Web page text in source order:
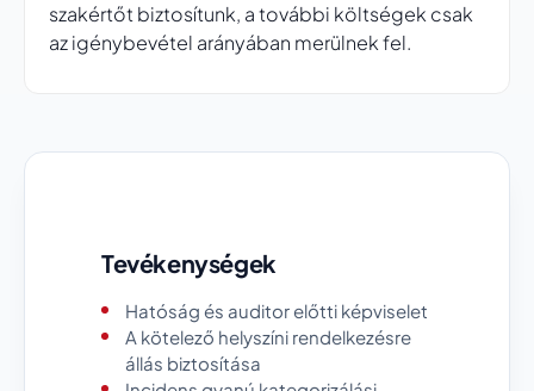
szakértőt biztosítunk, a további költségek csak
az igénybevétel arányában merülnek fel.
Tevékenységek
Hatóság és auditor előtti képviselet
A kötelező helyszíni rendelkezésre
állás biztosítása